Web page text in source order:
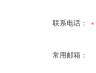
联系电话：
常用邮箱：